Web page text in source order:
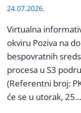
24.07.2026.
Virtualna
okviru Poziva na
bespovratnih
procesa u S3
(Referentni broj:
će se u utorak,